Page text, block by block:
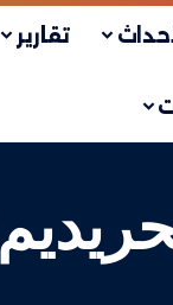
تقارير